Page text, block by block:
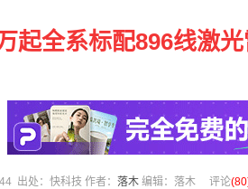
起全系标配896线激
出处：快科技 作者： 落木 编辑：落木 评论(80